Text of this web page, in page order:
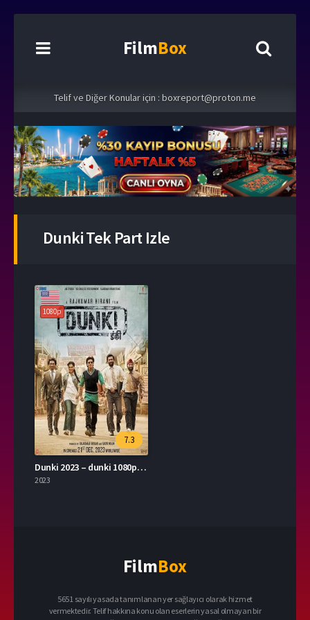
FilmBox
Telif ve Diğer Konular için : boxreport@proton.me
Dunki Tek Part Izle
1080p
7.3
Dunki 2023 – dunki 1080p Turkce Altyazi izle
2023
FilmBox
5651 sayılı yasada tanımlanan yer sağlayıcı olarak hizmet
vermektedir. Telif hakkına konu olan eserlerin yasal olmayan bir